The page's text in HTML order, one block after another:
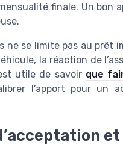
finale. Un bon
se limite pas au prêt
la réaction de
utile de savoir que
l’apport pour un